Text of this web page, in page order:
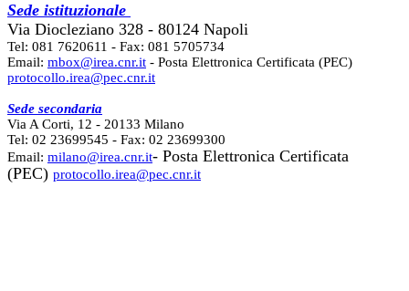
Sede istituzionale
Via Diocleziano 328 - 80124 Napoli
Tel: 081 7620611 - Fax: 081 5705734
Email: mbox@irea.cnr.it - Posta Elettronica Certificata (PEC)
protocollo.irea@pec.cnr.it
Sede secondaria
Via A Corti, 12 - 20133 Milano
Tel: 02 23699545 - Fax: 02 23699300
Email: milano@irea.cnr.it- Posta Elettronica Certificata
(PEC) protocollo.irea@pec.cnr.it